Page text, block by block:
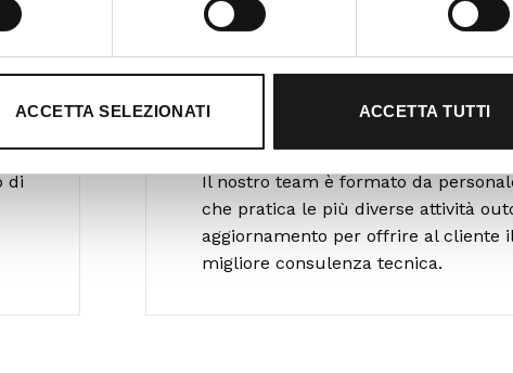
ACCETTA SELEZIONATI ACCETTA TUTTI
di
Ti guidiamo alla scelta
Il nostro team è formato da
che pratica le più diverse attività
aggiornamento per offrire al cliente
migliore consulenza tecnica.